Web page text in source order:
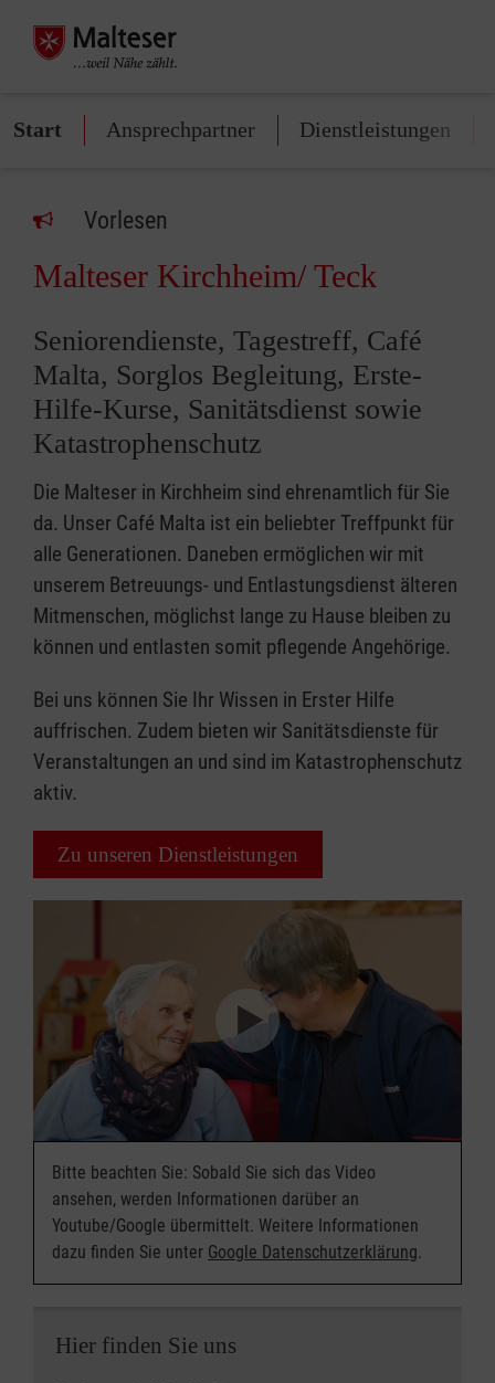
Start Ansprechpartner Dienstleistungen
Vorlesen
Malteser Kirchheim/ Teck
Seniorendienste, Tagestreff, Café
Malta, Sorglos Begleitung, Erste-
Hilfe-Kurse, Sanitätsdienst sowie
Katastrophenschutz
Die Malteser in Kirchheim sind ehrenamtlich für Sie
da. Unser Café Malta ist ein beliebter Treffpunkt für
alle Generationen. Daneben ermöglichen wir mit
unserem Betreuungs- und Entlastungsdienst älteren
Mitmenschen, möglichst lange zu Hause bleiben zu
können und entlasten somit pflegende Angehörige.
Bei uns können Sie Ihr Wissen in Erster Hilfe
auffrischen. Zudem bieten wir Sanitätsdienste für
Veranstaltungen an und sind im Katastrophenschutz
aktiv.
Zu unseren Dienstleistungen
Bitte beachten Sie: Sobald Sie sich das Video
ansehen, werden Informationen darüber an
Youtube/Google übermittelt. Weitere Informationen
dazu finden Sie unter Google Datenschutzerklärung.
Hier finden Sie uns